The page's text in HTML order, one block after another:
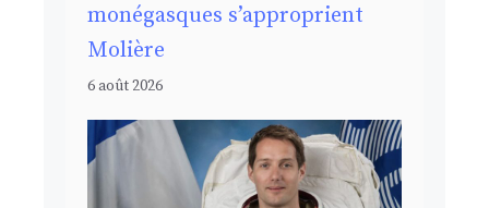
monégasques s’approprient
Molière
6 août 2026